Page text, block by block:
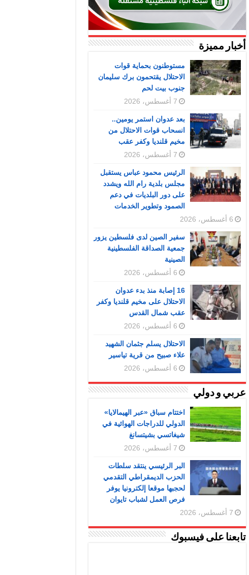
أخبار مميزة
مستوطنون بحماية قوات
الاحتلال يقتحمون برك سليمان
جنوب بيت لحم
7 أغسطس، 2026
بعد عدوان استمر يومين..
انسحاب قوات الاحتلال من
مخيم قلنديا وكفر عقب
7 أغسطس، 2026
الرئيس محمود عباس يستقبل
مجلس بلدية رام الله ويشدد
على دور البلديات في دعم
الصمود وتطوير الخدمات
6 أغسطس، 2026
سفير الصين لدى فلسطين يزور
جمعية الصداقة الفلسطينية
الصينية
6 أغسطس، 2026
16 إصابة منذ بدء عدوان
الاحتلال على مخيم قلنديا وكفر
عقب شمال القدس
6 أغسطس، 2026
الاحتلال يسلم جثمان الشهيد
علاء صبيح من قرية تياسير
6 أغسطس، 2026
عربي و دولي
اختتام سباق «عبر الهيمالايا»
الدولي للدراجات الهوائية في
شيغاتسي بشيتسانغ
7 أغسطس، 2026
البر الرئيسي ينتقد سلطات
الحزب الديمقراطي التقدمي
لحجبها موقعا إلكترونيا يوفر
فرص العمل لشباب تايوان
7 أغسطس، 2026
تابعنا على فيسبوك